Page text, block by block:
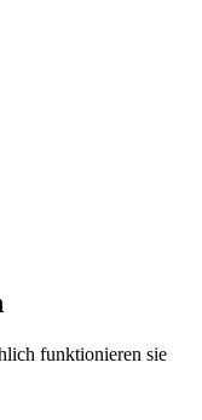
funktionieren sie